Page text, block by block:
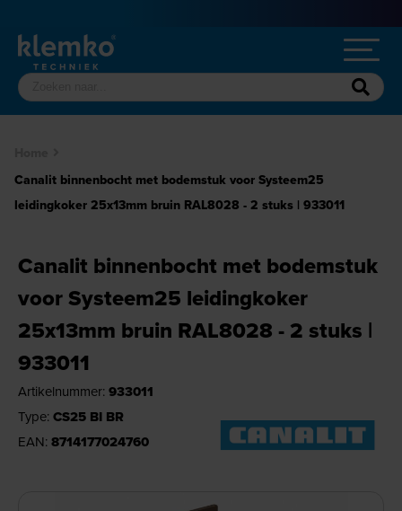
Canalit binnenbocht met bodemstuk voor Systeem25
leidingkoker 25x13mm bruin RAL8028 - 2 stuks | 933011
Canalit binnenbocht met bodemstuk
voor Systeem25 leidingkoker
25x13mm bruin RAL8028 - 2 stuks |
933011
Artikelnummer: 933011
Type: CS25 BI BR
EAN: 8714177024760